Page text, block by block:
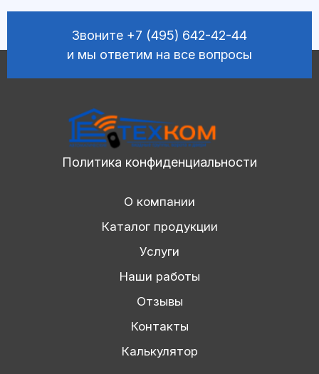
Звоните +7 (495) 642-42-44
и мы ответим на все вопросы
Политика конфиденциальности
О компании
Каталог продукции
Услуги
Наши работы
Отзывы
Контакты
Калькулятор